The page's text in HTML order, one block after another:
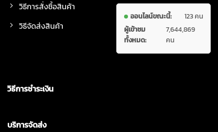
วิธีการสั่งซื้อสินค้า
วิธีจัดส่งสินค้า
ออนไลน์ขณะนี้:
123 คน
ผู้เข้าชม
ทั้งหมด:
7,644,869
คน
วิธีการชำระเงิน
บริการจัดส่ง